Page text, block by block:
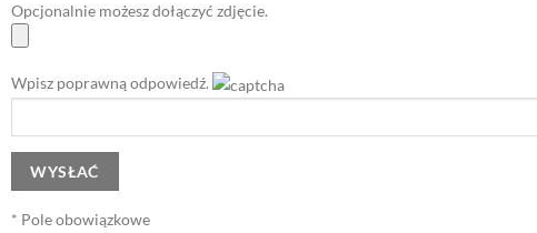
Opcjonalnie możesz dołączyć zdjęcie.
Wpisz poprawną odpowiedź.
* Pole obowiązkowe